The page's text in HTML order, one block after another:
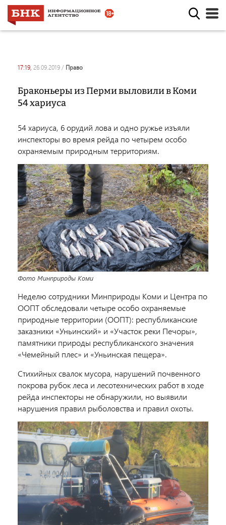
17:19, 26.09.2019 / право
Браконьеры из Перми выловили в Коми
54 хариуса
54 хариуса, 6 орудий лова и одно ружье изъяли
инспекторы во время рейда по четырем особо
охраняемым природным территориям.
Фото Минприроды Коми
Неделю сотрудники Минприроды Коми и Центра по
ООПТ обследовали четыре особо охраняемые
природные территории (ООПТ): республиканские
заказники «Уньинский» и «Участок реки Печоры»,
памятники природы республиканского значения
«Чемейный плес» и «Уньинская пещера».
Стихийных свалок мусора, нарушений почвенного
покрова рубок леса и лесотехнических работ в ходе
рейда инспекторы не обнаружили, но выявили
нарушения правил рыболовства и правил охоты.